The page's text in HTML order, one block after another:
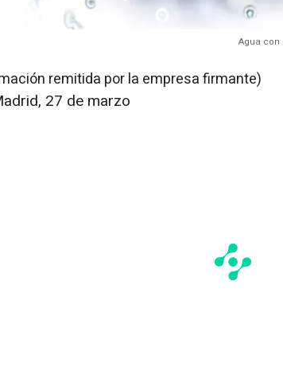
Agua con
remitida por la empresa firmante)
27 de marzo